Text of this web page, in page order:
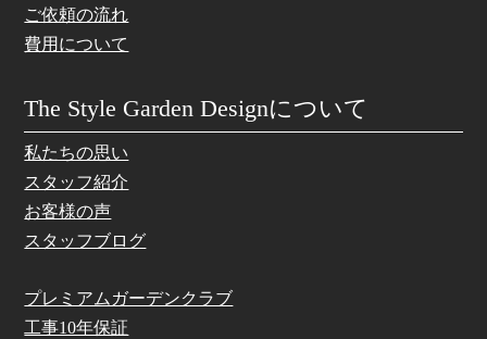
ご依頼の流れ
費用について
The Style Garden Designについて
私たちの思い
スタッフ紹介
お客様の声
スタッフブログ
プレミアムガーデンクラブ
工事10年保証